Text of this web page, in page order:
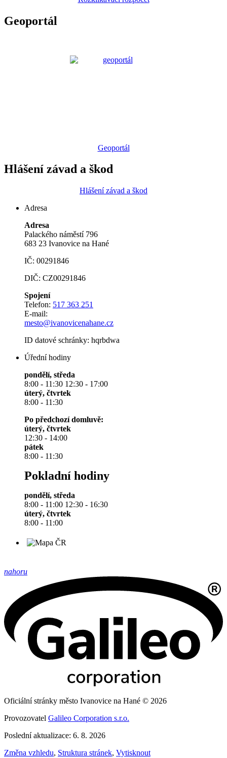
Geoportál
Geoportál
Hlášení závad a škod
Hlášení závad a škod
Adresa
Adresa
Palackého náměstí 796
683 23 Ivanovice na Hané
IČ: 00291846
DIČ: CZ00291846
Spojení
Telefon: 517 363 251
E-mail:
mesto@ivanovicenahane.cz
ID datové schránky: hqrbdwa
Úřední hodiny
pondělí, středa
8:00 - 11:30 12:30 - 17:00
úterý, čtvrtek
8:00 - 11:30
Po předchozí domluvě:
úterý, čtvrtek
12:30 - 14:00
pátek
8:00 - 11:30
Pokladní hodiny
pondělí, středa
8:00 - 11:00 12:30 - 16:30
úterý, čtvrtek
8:00 - 11:00
nahoru
Oficiální stránky město Ivanovice na Hané © 2026
Provozovatel Galileo Corporation s.r.o.
Poslední aktualizace: 6. 8. 2026
Změna vzhledu, Struktura stránek, Vytisknout